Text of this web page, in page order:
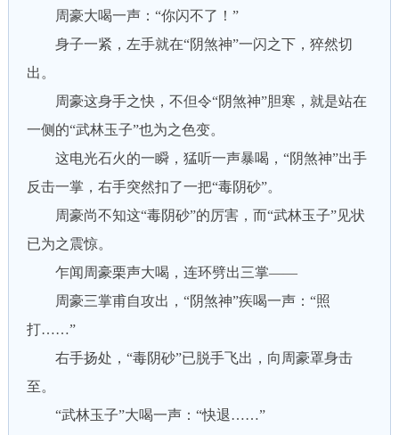
周豪大喝一声：“你闪不了！”
身子一紧，左手就在“阴煞神”一闪之下，猝然切
出。
周豪这身手之快，不但令“阴煞神”胆寒，就是站在
一侧的“武林玉子”也为之色变。
这电光石火的一瞬，猛听一声暴喝，“阴煞神”出手
反击一掌，右手突然扣了一把“毒阴砂”。
周豪尚不知这“毒阴砂”的厉害，而“武林玉子”见状
已为之震惊。
乍闻周豪栗声大喝，连环劈出三掌——
周豪三掌甫自攻出，“阴煞神”疾喝一声：“照
打……”
右手扬处，“毒阴砂”已脱手飞出，向周豪罩身击
至。
“武林玉子”大喝一声：“快退……”